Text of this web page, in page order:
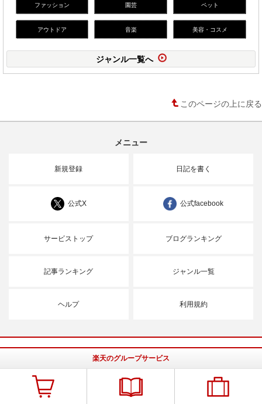
ファッション 園芸 ペット
アウトドア 音楽 美容・コスメ
ジャンル一覧へ
このページの上に戻る
メニュー
新規登録 日記を書く
公式X 公式facebook
サービストップ ブログランキング
記事ランキング ジャンル一覧
ヘルプ 利用規約
楽天のグループサービス